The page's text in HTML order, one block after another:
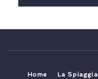
Home La Spiaggia